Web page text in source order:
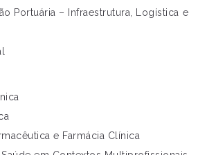
Portuária – Infraestrutura, Logística e
e Farmácia Clínica